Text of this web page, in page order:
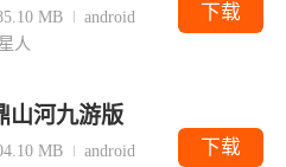
MB
android
人
下载
山河九游版
MB
android
下载